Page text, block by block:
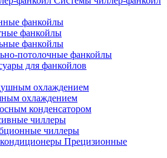
фанкойлы
фанкойлы
фанкойлы
потолочные фанкойлы
для фанкойлов
охлаждением
охлаждением
конденсатором
чиллеры
чиллеры
Прецизионные